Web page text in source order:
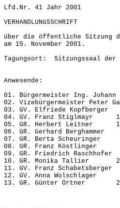
Lfd.Nr. 41 Jahr 2001
VERHANDLUNGSSCHRIFT
über die öffentliche Sitzung
am 15. November 2001.
Tagungsort: Sitzungssaal der
Anwesende:
01. Bürgermeister Ing. Johann
02. Vizebürgermeister
03. GV. Elfriede
04. GV. Franz Stiglmayr 16.
05. GR. Herbert Leitner 17.
06. GR. Gerhard
07. GR. Berta
08. GR. Franz Köstlinger
09. GR. Friedrich
10. GR. Monika Tallier
11. GV. Franz
12. GV. Anna
13. GR. Günter Ortner